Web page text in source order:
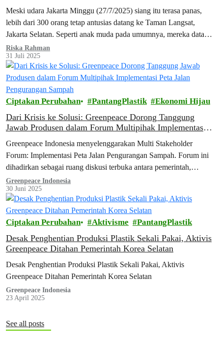
Meski udara Jakarta Minggu (27/7/2025) siang itu terasa panas,
lebih dari 300 orang tetap antusias datang ke Taman Langsat,
Jakarta Selatan. Seperti anak muda pada umumnya, mereka datang
sambil membawa…
Riska Rahman
31 Juli 2025
Ciptakan Perubahan PantangPlastik Ekonomi Hijau
Dari Krisis ke Solusi: Greenpeace Dorong Tanggung
Jawab Produsen dalam Forum Multipihak Implementasi
Greenpeace Indonesia menyelenggarakan Multi Stakeholder
Forum: Implementasi Peta Jalan Pengurangan Sampah. Forum ini
dihadirkan sebagai ruang diskusi terbuka antara pemerintah,
produsen, dan masyarakat sipil untuk meninjau kembali capaian
implementasi peta jalan, mengidentifikasi tantangan, dan
mendorong langkah konkret pengurangan sampah plastik di masa
depan.
Greenpeace Indonesia
30 Juni 2025
Ciptakan Perubahan Aktivisme PantangPlastik
Desak Penghentian Produksi Plastik Sekali Pakai, Aktivis
Greenpeace Ditahan Pemerintah Korea Selatan
Desak Penghentian Produksi Plastik Sekali Pakai, Aktivis
Greenpeace Ditahan Pemerintah Korea Selatan
Greenpeace Indonesia
23 April 2025
See all posts